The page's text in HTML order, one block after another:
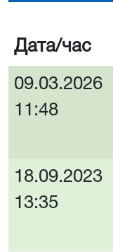
Дата/час
09.03.2026
11:48
18.09.2023
13:35